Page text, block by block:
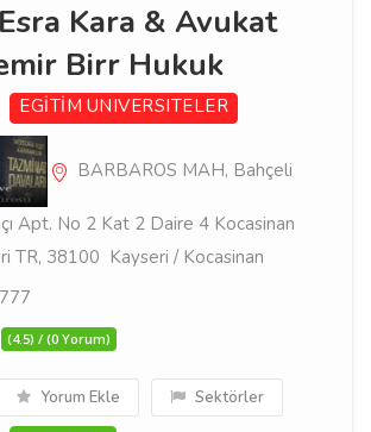
Kara & Avukat
Birr Hukuk
EGİTİM UNIVERSITELER
BARBAROS MAH, Bahçeli
Apt. No 2 Kat 2 Daire 4 Kocasinan
TR, 38100 Kayseri / Kocasinan
(4.5) / (0 Yorum)
Yorum Ekle Sektörler